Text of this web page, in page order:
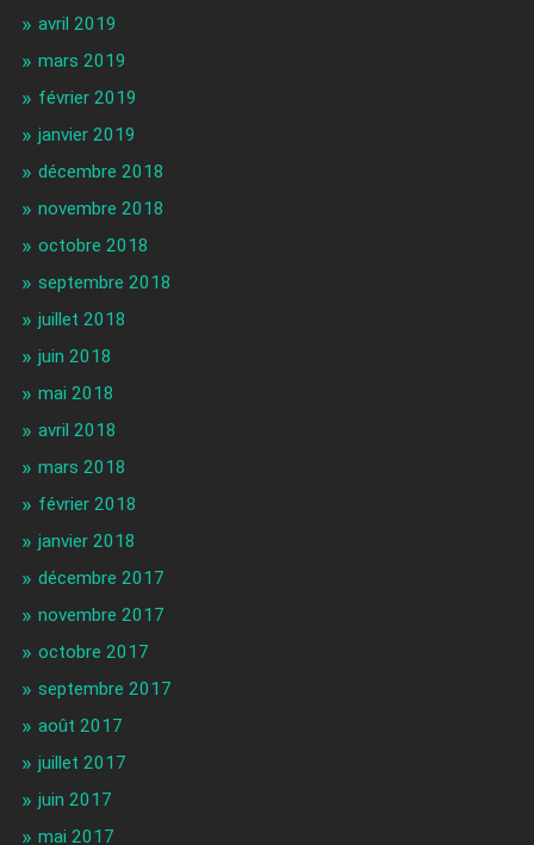
avril 2019
mars 2019
février 2019
janvier 2019
décembre 2018
novembre 2018
octobre 2018
septembre 2018
juillet 2018
juin 2018
mai 2018
avril 2018
mars 2018
février 2018
janvier 2018
décembre 2017
novembre 2017
octobre 2017
septembre 2017
août 2017
juillet 2017
juin 2017
mai 2017